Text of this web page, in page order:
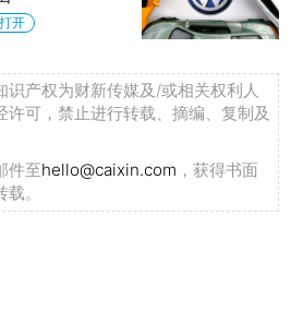
开
识产权为财新传媒及/或相关权利人
许可，禁止进行转载、摘编、复制及
件至hello@caixin.com ，获得书面
。